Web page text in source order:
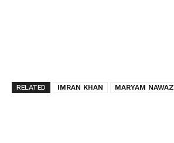
RELATED IMRAN KHAN MARYAM NAWAZ